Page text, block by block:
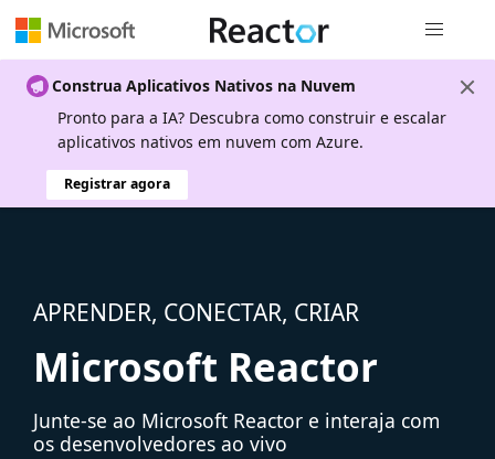
Construa Aplicativos Nativos na Nuvem
Pronto para a IA? Descubra como construir e escalar
aplicativos nativos em nuvem com Azure.
Registrar agora
APRENDER, CONECTAR, CRIAR
Microsoft Reactor
Junte-se ao Microsoft Reactor e interaja com
os desenvolvedores ao vivo